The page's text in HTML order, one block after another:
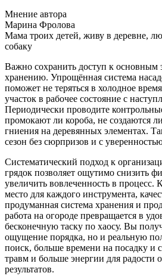
Мнение автора
Марина Фролова
Мама троих детей, живу в деревне,
собаку
Важно сохранить доступ к основным
хранению. Упрощённая система
поможет не теряться в холодное
участок в рабочее состояние с
Периодически проводите
промокают ли короба, не создаются
гниения на деревянных элементах.
сезон без сюрпризов и с
Систематический подход к
грядок позволяет ощутимо снизить
увеличить вовлеченность в процесс.
место для каждого инструмента,
продуманная система хранения и
работа на огороде превращается в
бесконечную таску по хаосу. Вы
ощущение порядка, но и реальную
поиск, больше времени на посадку и
травм и больше энергии для радости
результатов.